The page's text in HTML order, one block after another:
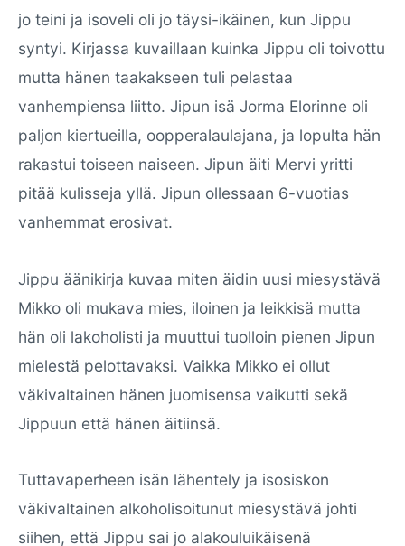
jo teini ja isoveli oli jo täysi-ikäinen, kun Jippu
syntyi. Kirjassa kuvaillaan kuinka Jippu oli toivottu
mutta hänen taakakseen tuli pelastaa
vanhempiensa liitto. Jipun isä Jorma Elorinne oli
paljon kiertueilla, oopperalaulajana, ja lopulta hän
rakastui toiseen naiseen. Jipun äiti Mervi yritti
pitää kulisseja yllä. Jipun ollessaan 6-vuotias
vanhemmat erosivat.
Jippu äänikirja kuvaa miten äidin uusi miesystävä
Mikko oli mukava mies, iloinen ja leikkisä mutta
hän oli lakoholisti ja muuttui tuolloin pienen Jipun
mielestä pelottavaksi. Vaikka Mikko ei ollut
väkivaltainen hänen juomisensa vaikutti sekä
Jippuun että hänen äitiinsä.
Tuttavaperheen isän lähentely ja isosiskon
väkivaltainen alkoholisoitunut miesystävä johti
siihen, että Jippu sai jo alakouluikäisenä